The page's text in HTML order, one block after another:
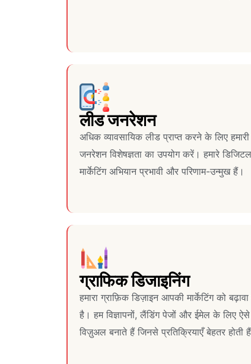
लीड जनरेशन
अधिक व्यावसायिक लीड प्राप्त करने के लिए
जनरेशन विशेषज्ञता का उपयोग करें। हमारे डिजिटल
मार्केटिंग अभियान प्रभावी और परिणाम-उन्मुख हैं।
ग्राफिक डिजाइनिंग
हमारा ग्राफ़िक डिज़ाइन आपकी मार्केटिंग को बढ़ावा
है। हम विज्ञापनों, लैंडिंग पेजों और ईमेल के लिए ऐसे
विज़ुअल बनाते हैं जिनसे प्रतिक्रियाएँ बेहतर होती